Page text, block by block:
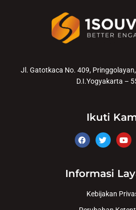
Jl. Gatotkaca No. 409,
D.I.Yogyakarta –
Ikuti
Informasi
Kebijakan